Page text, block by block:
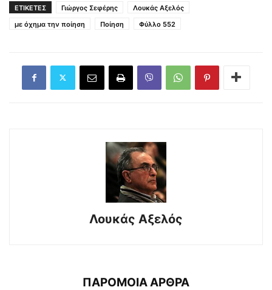
ΕΤΙΚΕΤΕΣ Γιώργος Σεφέρης
Λουκάς Αξελός
με όχημα την ποίηση
Ποίηση Φύλλο 552
Λουκάς Αξελός
ΠΑΡΟΜΟΙΑ ΑΡΘΡΑ